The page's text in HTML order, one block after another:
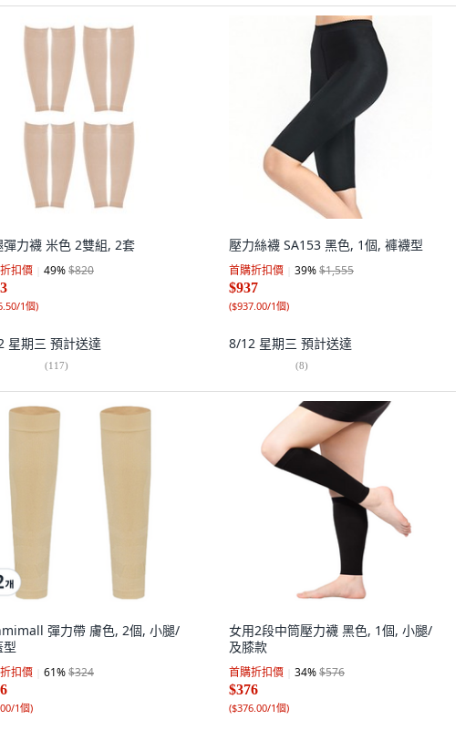
彈力襪 米色 2雙組, 2套
扣價 49%$820
1個)
星期三 預計送達
(117)
壓力絲襪 SA153 黑色, 1個, 褲襪型
首購折扣價 39%$1,555
$937
($937.00/1個)
8/12 星期三 預計送達
(8)
彈力帶 膚色, 2個, 小腿/
型
扣價 61%$324
1個)
女用2段中筒壓力襪 黑色, 1個, 小腿/
及膝款
首購折扣價 34%$576
$376
($376.00/1個)